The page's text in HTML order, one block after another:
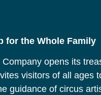
for the Whole Family
opens its
visitors of all ages
guidance of circus